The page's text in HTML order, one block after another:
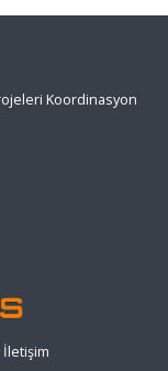
Koordinasyon
İletişim